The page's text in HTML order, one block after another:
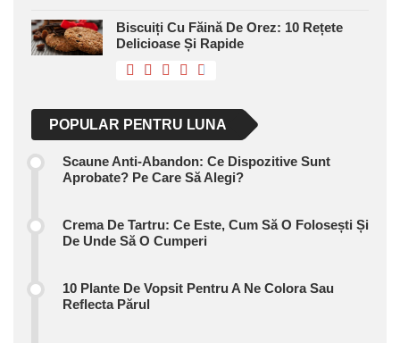
Biscuiți Cu Făină De Orez: 10 Rețete
Delicioase Și Rapide
POPULAR PENTRU LUNA
Scaune Anti-Abandon: Ce Dispozitive Sunt
Aprobate? Pe Care Să Alegi?
Crema De Tartru: Ce Este, Cum Să O Folosești Și
De Unde Să O Cumperi
10 Plante De Vopsit Pentru A Ne Colora Sau
Reflecta Părul